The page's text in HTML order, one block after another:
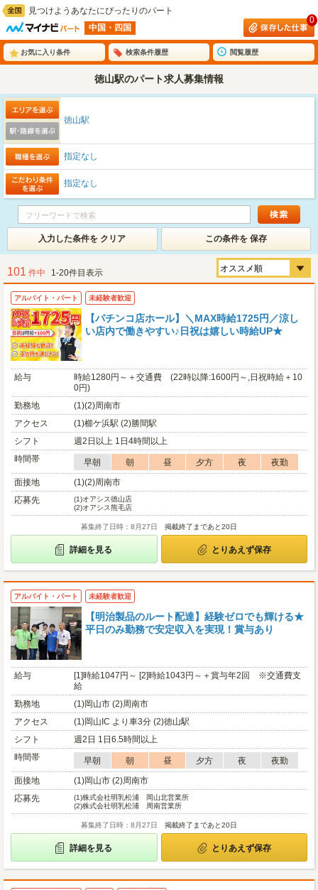
見つけようあなたにぴったりのパート
中国・四国
0
お気に入り条件 検索条件履歴 閲覧履歴
徳山駅のパート求人募集情報
徳山駅
指定なし
指定なし
入力した条件を クリア この条件を 保存
101 件中 1-20件目表示
アルバイト・パート 未経験者歓迎
【パチンコ店ホール】＼MAX時給1725円／涼し
い店内で働きやすい♪日祝は嬉しい時給UP★
給与
時給1280円～＋交通費 (22時以降:1600円～,日祝時給＋10
0円)
勤務地
(1)(2)周南市
アクセス
(1)櫛ケ浜駅 (2)勝間駅
シフト
週2日以上 1日4時間以上
時間帯
早朝 朝 昼 夕方 夜
夜勤
面接地
(1)(2)周南市
応募先
(1)オアシス徳山店
(2)オアシス熊毛店
募集終了日時：8月27日 掲載終了まであと20日
詳細を見る とりあえず保存
アルバイト・パート 未経験者歓迎
【明治製品のルート配達】経験ゼロでも輝ける★
平日のみ勤務で安定収入を実現！賞与あり
給与
[1]時給1047円～ [2]時給1043円～＋賞与年2回 ※交通費支
給
勤務地
(1)岡山市 (2)周南市
アクセス
(1)岡山IC より車3分 (2)徳山駅
シフト
週2日 1日6.5時間以上
時間帯
早朝 朝 昼 夕方 夜
夜勤
面接地
(1)岡山市 (2)周南市
応募先
(1)株式会社明乳松浦 岡山北営業所
(2)株式会社明乳松浦 周南営業所
募集終了日時：8月27日 掲載終了まであと20日
詳細を見る とりあえず保存